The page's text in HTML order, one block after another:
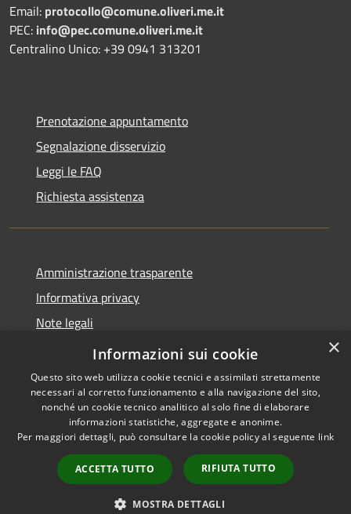
Email: protocollo@comune.oliveri.me.it
PEC: info@pec.comune.oliveri.me.it
Centralino Unico: +39 0941 313201
Prenotazione appuntamento
Segnalazione disservizio
Leggi le FAQ
Richiesta assistenza
Amministrazione trasparente
Informativa privacy
Note legali
Dichiarazione di accessibilità
Accessibilità
Copyright © 2026 • Comune di
Oliveri • Powered by
Municipium•
Accesso
redazione
×
Informazioni sui cookie
Questo sito web utilizza cookie tecnici e assimilati strettamente
necessari al corretto funzionamento e alla navigazione del sito,
nonché un cookie tecnico analitico al solo fine di elaborare
informazioni statistiche, aggregate e anonime.
Per maggiori dettagli, può consultare la cookie policy al seguente link
ACCETTA TUTTO RIFIUTA TUTTO
MOSTRA DETTAGLI